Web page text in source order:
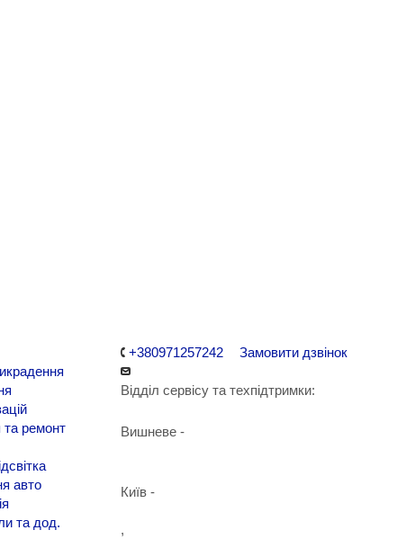
ремонт
авто
та дод.
+380971257242 Замовити дзвінок
Відділ сервісу та техпідтримки:
Вишневе -
Київ -
,